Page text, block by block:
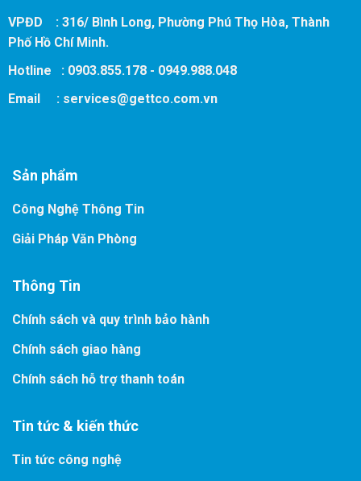
VPĐD : 316/ Bình Long, Phường Phú Thọ Hòa, Thành
Phố Hồ Chí Minh.
Hotline : 0903.855.178 - 0949.988.048
Email : services@gettco.com.vn
Sản phẩm
Công Nghệ Thông Tin
Giải Pháp Văn Phòng
Thông Tin
Chính sách và quy trình bảo hành
Chính sách giao hàng
Chính sách hỗ trợ thanh toán
Tin tức & kiến thức
Tin tức công nghệ